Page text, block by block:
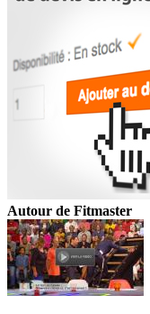
Autour de Fitmaster